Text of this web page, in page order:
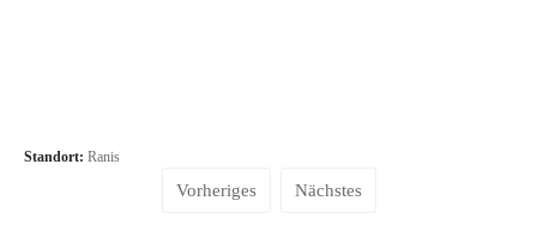
Standort: Ranis
Vorheriges Nächstes